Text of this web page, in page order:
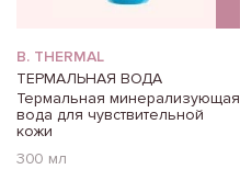
B. THERMAL
ТЕРМАЛЬНАЯ ВОДА
Термальная минерализующая
вода для чувствительной
кожи
300 мл